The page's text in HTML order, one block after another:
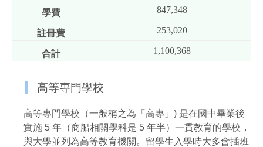
847,348
253,020
1,100,368
高等專門學校
高等專門學校（一般稱之為「高專」) 是在國中畢業後
實施 5 年（商船相關學科是 5 年半）一貫教育的學校，
與大學並列為高等教育機關。留學生入學時大多會插班